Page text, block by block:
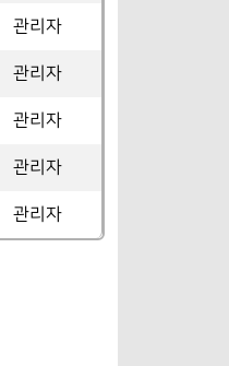
관리자
관리자
관리자
관리자
관리자